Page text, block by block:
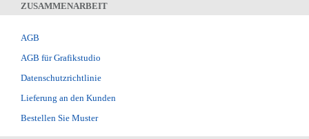
ZUSAMMENARBEIT
AGB
AGB für Grafikstudio
Datenschutzrichtlinie
Lieferung an den Kunden
Bestellen Sie Muster